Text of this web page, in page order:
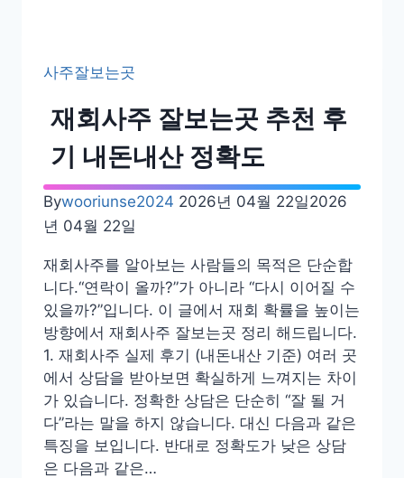
잘
는
곳
용
한
곳
지
름
길
지
하
상
가
은
행
동
내
사주잘보는곳
재회사주 잘보는곳 추천 후
기 내돈내산 정확도
Bywooriunse2024 2026년 04월 22일2026
년 04월 22일
재회사주를 알아보는 사람들의 목적은 단순합
니다.“연락이 올까?”가 아니라 “다시 이어질 수
있을까?”입니다. 이 글에서 재회 확률을 높이는
방향에서 재회사주 잘보는곳 정리 해드립니다.
1. 재회사주 실제 후기 (내돈내산 기준) 여러 곳
에서 상담을 받아보면 확실하게 느껴지는 차이
가 있습니다. 정확한 상담은 단순히 “잘 될 거
다”라는 말을 하지 않습니다. 대신 다음과 같은
특징을 보입니다. 반대로 정확도가 낮은 상담
은 다음과 같은…